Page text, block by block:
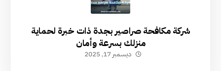
شركة مكافحة صراصير بجدة ذات خبرة لحماية
منزلك بسرعة وأمان
ديسمبر 17, 2025